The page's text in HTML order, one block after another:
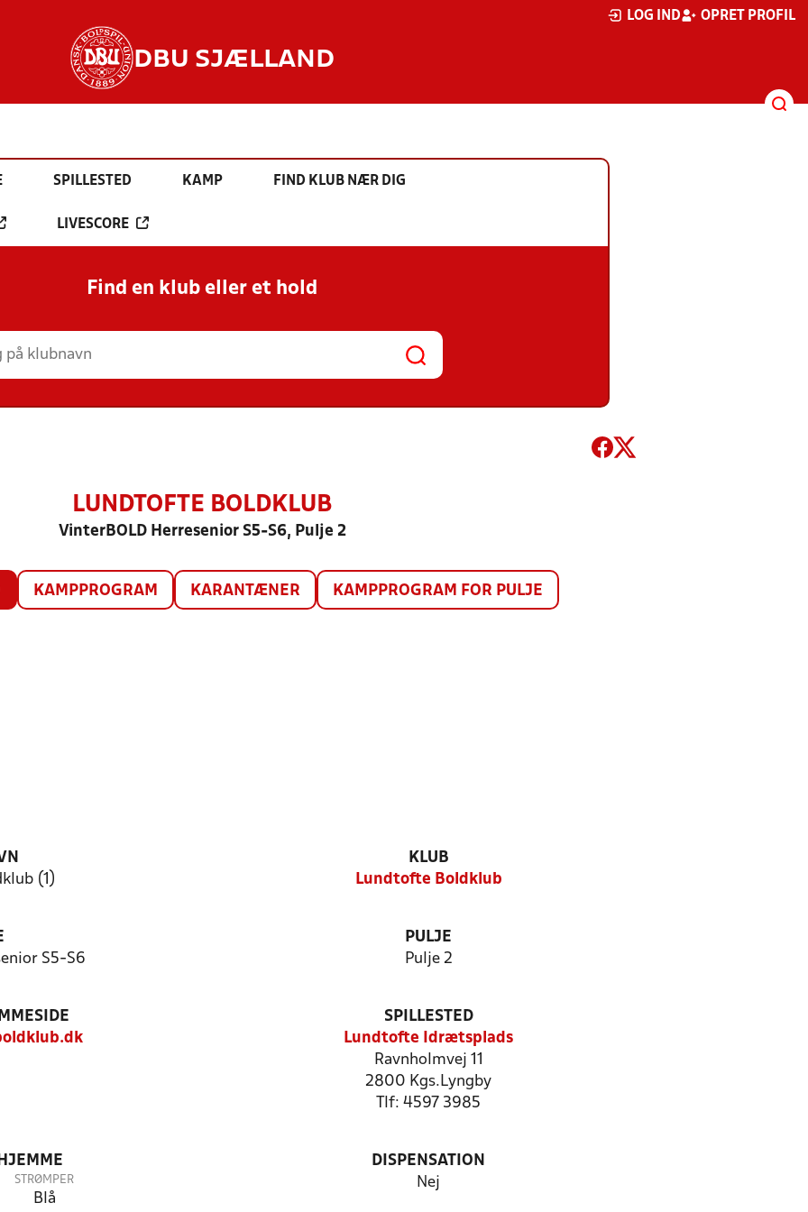
LOG IND OPRET PROFIL
DBU SJÆLLAND
SPILLESTED KAMP FIND KLUB NÆR DIG
LIVESCORE
Find en klub eller et hold
LUNDTOFTE BOLDKLUB
VinterBOLD Herresenior S5-S6, Pulje 2
KAMPPROGRAM KARANTÆNER KAMPPROGRAM FOR PULJE
(1)
KLUB
Lundtofte Boldklub
S5-S6
PULJE
Pulje 2
SPILLESTED
Lundtofte Idrætsplads
Ravnholmvej 11
2800 Kgs.Lyngby
Tlf: 4597 3985
STRØMPER
Blå
DISPENSATION
Nej